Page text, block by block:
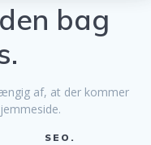
bag
af, at der kommer
SEO.